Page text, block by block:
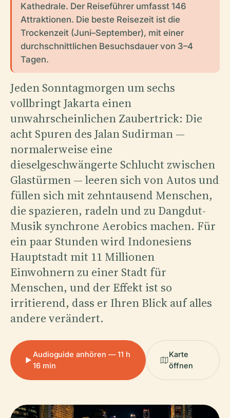
Kathedrale. Der Reiseführer umfasst 146
Attraktionen. Die beste Reisezeit ist die
Trockenzeit (Juni–September), mit einer
durchschnittlichen Besuchsdauer von 3–4
Tagen.
Jeden Sonntagmorgen um sechs
vollbringt Jakarta einen
unwahrscheinlichen Zaubertrick: Die
acht Spuren des Jalan Sudirman —
normalerweise eine
dieselgeschwängerte Schlucht zwischen
Glastürmen — leeren sich von Autos und
füllen sich mit zehntausend Menschen,
die spazieren, radeln und zu Dangdut-
Musik synchrone Aerobics machen. Für
ein paar Stunden wird Indonesiens
Hauptstadt mit 11 Millionen
Einwohnern zu einer Stadt für
Menschen, und der Effekt ist so
irritierend, dass er Ihren Blick auf alles
andere verändert.
Audioguide anhören — 11 h
16 min
Karte
öffnen